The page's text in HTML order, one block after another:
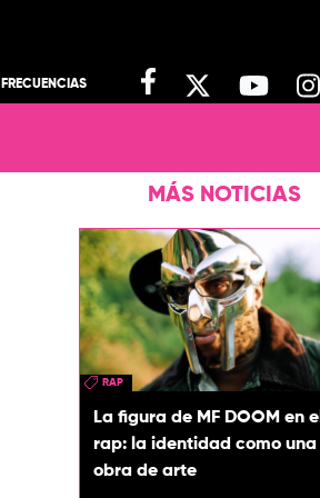
FRECUENCIAS
MÁS NOTICIAS
RAP
La figura de MF DOOM en el
rap: la identidad como una
obra de arte